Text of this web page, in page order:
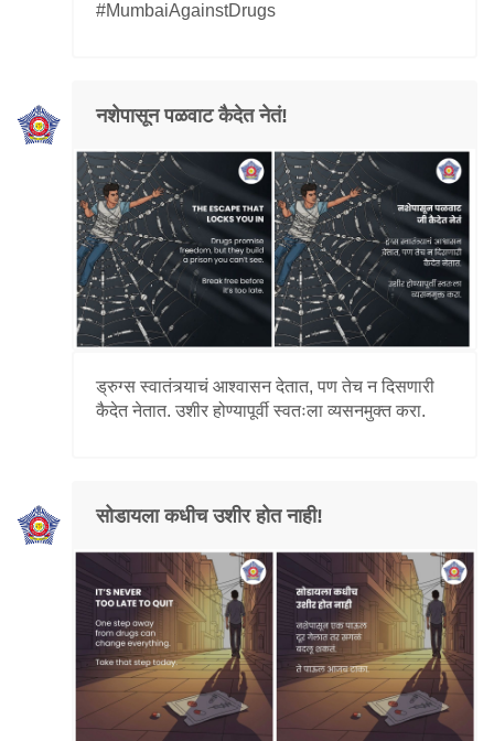
#MumbaiAgainstDrugs
नशेपासून पळवाट कैदेत नेतं!
ड्रुग्स स्वातंत्र्याचं आश्वासन देतात, पण तेच न दिसणारी
कैदेत नेतात. उशीर होण्यापूर्वी स्वतःला व्यसनमुक्त करा.
सोडायला कधीच उशीर होत नाही!